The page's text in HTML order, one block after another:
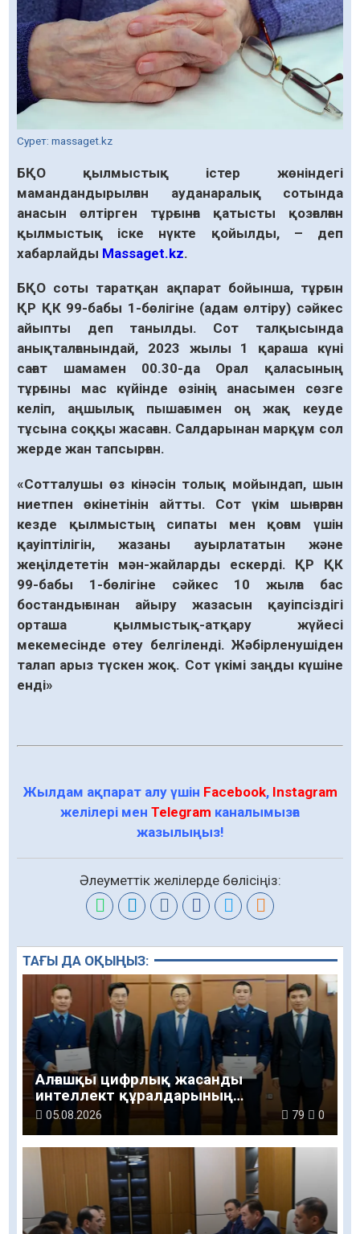
Сурет: massaget.kz
БҚО қылмыстық істер жөніндегі
мамандандырылған ауданаралық сотында
анасын өлтірген тұрғынға қатысты қозғалған
қылмыстық іске нүкте қойылды, – деп
хабарлайды Massaget.kz.
БҚО соты таратқан ақпарат бойынша, тұрғын
ҚР ҚК 99-бабы 1-бөлігіне (адам өлтіру) сәйкес
айыпты деп танылды. Сот талқысында
анықталғанындай, 2023 жылы 1 қараша күні
сағат шамамен 00.30-да Орал қаласының
тұрғыны мас күйінде өзінің анасымен сөзге
келіп, аңшылық пышағымен оң жақ кеуде
тұсына соққы жасаған. Салдарынан марқұм сол
жерде жан тапсырған.
«Сотталушы өз кінәсін толық мойындап, шын
ниетпен өкінетінін айтты. Сот үкім шығарған
кезде қылмыстың сипаты мен қоғам үшін
қауіптілігін, жазаны ауырлататын және
жеңілдететін мән-жайларды ескерді. ҚР ҚК
99-бабы 1-бөлігіне сәйкес 10 жылға бас
бостандығынан айыру жазасын қауіпсіздігі
орташа қылмыстық-атқару жүйесі
мекемесінде өтеу белгіленді. Жәбірленушіден
талап арыз түскен жоқ. Сот үкімі заңды күшіне
енді»
Жылдам ақпарат алу үшін Facebook, Instagram
желілері мен Telegram каналымызға
жазылыңыз!
Әлеуметтік желілерде бөлісіңіз:
ТАҒЫ ДА ОҚЫҢЫЗ:
Алғашқы цифрлық жасанды
интеллект құралдарының
таныстырылымы өтті
05.08.2026 79 0